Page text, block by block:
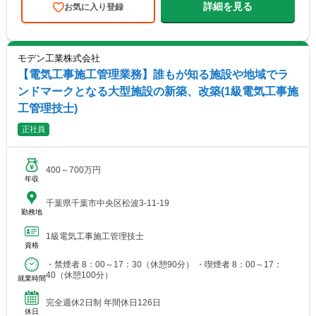
お気に入り登録 詳細を見る
モデン工業株式会社
【電気工事施工管理業務】誰もが知る施設や地域でラ
ンドマークとなる大型施設の新築、改築(1級電気工事施
工管理技士)
正社員
年収
400～700万円
勤務地
千葉県千葉市中央区松波3-11-19
資格
1級電気工事施工管理技士
就業時間
・禁煙者 8：00～17：30（休憩90分） ・喫煙者 8：00～17：
40（休憩100分）
休日
完全週休2日制 年間休日126日